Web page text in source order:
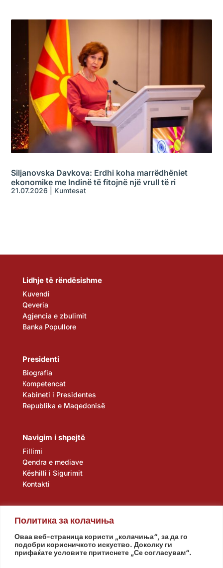
Политика за колачиња
Оваа веб-страница користи „колачиња“, за да го
подобри корисничкото искуство. Доколку ги
прифаќате условите притиснете „Се согласувам“.
Siljanovska Davkova: Erdhi koha marrëdhëniet
ekonomike me Indinë të fitojnë një vrull të ri
21.07.2026 Kumtesat
Lidhje të rëndësishme
Kuvendi
Qeveria
Agjencia e zbulimit
Banka Popullore
Presidenti
Biografia
Кompetencat
Kabineti i Presidentes
Republika e Maqedonisë
Navigim i shpejtë
Fillimi
Qendra e mediave
Këshilli i Sigurimit
Kontakti